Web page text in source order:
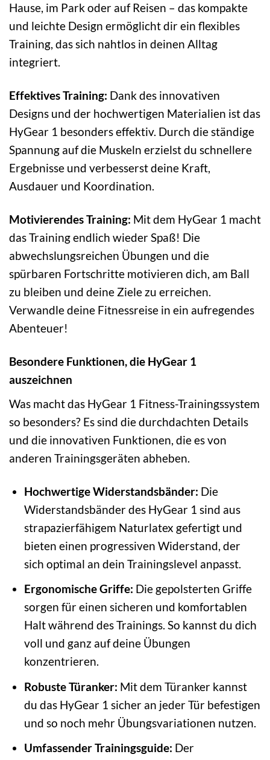
Hause, im Park oder auf Reisen – das kompakte
und leichte Design ermöglicht dir ein flexibles
Training, das sich nahtlos in deinen Alltag
integriert.
Effektives Training: Dank des innovativen
Designs und der hochwertigen Materialien ist das
HyGear 1 besonders effektiv. Durch die ständige
Spannung auf die Muskeln erzielst du schnellere
Ergebnisse und verbesserst deine Kraft,
Ausdauer und Koordination.
Motivierendes Training: Mit dem HyGear 1 macht
das Training endlich wieder Spaß! Die
abwechslungsreichen Übungen und die
spürbaren Fortschritte motivieren dich, am Ball
zu bleiben und deine Ziele zu erreichen.
Verwandle deine Fitnessreise in ein aufregendes
Abenteuer!
Besondere Funktionen, die HyGear 1
auszeichnen
Was macht das HyGear 1 Fitness-Trainingssystem
so besonders? Es sind die durchdachten Details
und die innovativen Funktionen, die es von
anderen Trainingsgeräten abheben.
Hochwertige Widerstandsbänder: Die
Widerstandsbänder des HyGear 1 sind aus
strapazierfähigem Naturlatex gefertigt und
bieten einen progressiven Widerstand, der
sich optimal an dein Trainingslevel anpasst.
Ergonomische Griffe: Die gepolsterten Griffe
sorgen für einen sicheren und komfortablen
Halt während des Trainings. So kannst du dich
voll und ganz auf deine Übungen
konzentrieren.
Robuste Türanker: Mit dem Türanker kannst
du das HyGear 1 sicher an jeder Tür befestigen
und so noch mehr Übungsvariationen nutzen.
Umfassender Trainingsguide: Der